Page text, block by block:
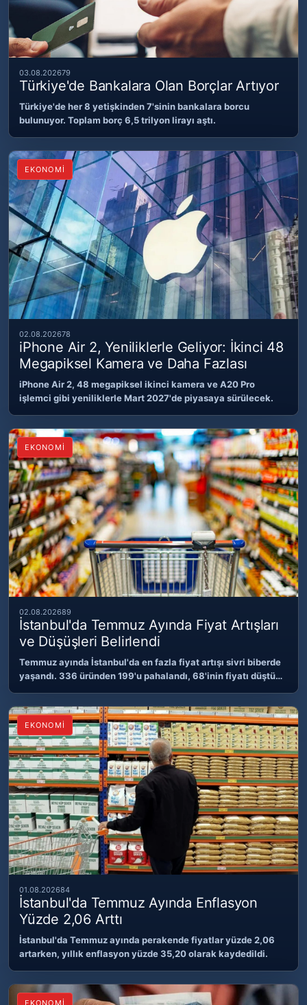
03.08.202679
Türkiye'de Bankalara Olan Borçlar Artıyor
Türkiye'de her 8 yetişkinden 7'sinin bankalara borcu
bulunuyor. Toplam borç 6,5 trilyon lirayı aştı.
EKONOMİ
02.08.202678
iPhone Air 2, Yeniliklerle Geliyor: İkinci 48
Megapiksel Kamera ve Daha Fazlası
iPhone Air 2, 48 megapiksel ikinci kamera ve A20 Pro
işlemci gibi yeniliklerle Mart 2027'de piyasaya sürülecek.
EKONOMİ
02.08.202689
İstanbul'da Temmuz Ayında Fiyat Artışları
ve Düşüşleri Belirlendi
Temmuz ayında İstanbul'da en fazla fiyat artışı sivri biberde
yaşandı. 336 üründen 199'u pahalandı, 68'inin fiyatı düştü…
EKONOMİ
01.08.202684
İstanbul'da Temmuz Ayında Enflasyon
Yüzde 2,06 Arttı
İstanbul'da Temmuz ayında perakende fiyatlar yüzde 2,06
artarken, yıllık enflasyon yüzde 35,20 olarak kaydedildi.
EKONOMİ